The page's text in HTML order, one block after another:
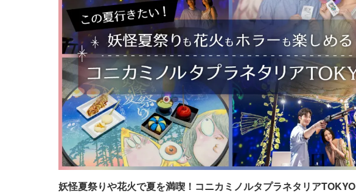
妖怪夏祭りや花火で夏を満喫！コニカミノルタプラネタリアTOKYO